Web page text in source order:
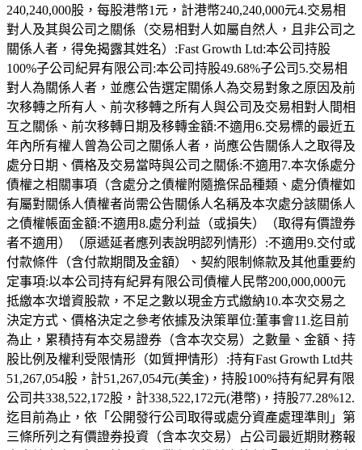
240,240,000股，每股港幣1元，計港幣240,240,000元4.交易相
對人及其與公司之關係（交易相對人如屬自然人，且非公司之
關係人者，得免揭露其姓名）:Fast Growth Ltd:本公司持股
100%子公司紀昇有限公司:本公司持股49.68%子公司5.交易相
對人為關係人者，並應公告選定關係人為交易對象之原因及前
次移轉之所有人、前次移轉之所有人與公司及交易相對人間相
互之關係、前次移轉日期及移轉金額:不適用6.交易標的最近五
年內所有權人曾為公司之關係人者，尚應公告關係人之取得及
處分日期、價格及交易當時與公司之關係:不適用7.本次係處分
債權之相關事項（含處分之債權附隨擔保品種類、處分債權如
有屬對關係人債權者尚需公告關係人名稱及本次處分該關係人
之債權帳面金額:不適用8.處分利益（或損失）（取得有價證券
者不適用）（原遞延者應列表說明認列情形）:不適用9.交付或
付款條件（含付款期間及金額）、契約限制條款及其他重要約
定事項:以本公司持有紀昇有限公司債權人民幣200,000,000元
抵繳本次增資股款，不足之數以現金方式繳納10.本次交易之
決定方式、價格決定之參考依據及決策單位:董事會11.迄目前
為止，累積持有本交易證券（含本次交易）之數量、金額、持
股比例及權利受限情形（如質押情形）:持有Fast Growth Ltd共
51,267,054股，計51,267,054元(美金)，持股100%持有紀昇有限
公司共338,522,172股，計338,522,172元(港幣)，持股77.28%12.
迄目前為止，依「公開發行公司取得或處分資產處理準則」第
三條所列之有價證券投資（含本次交易）占公司最近期財務報